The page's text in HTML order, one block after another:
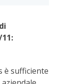
di
è sufficiente